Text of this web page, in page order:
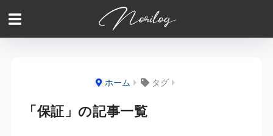
ホーム タグ
「保証」の記事一覧